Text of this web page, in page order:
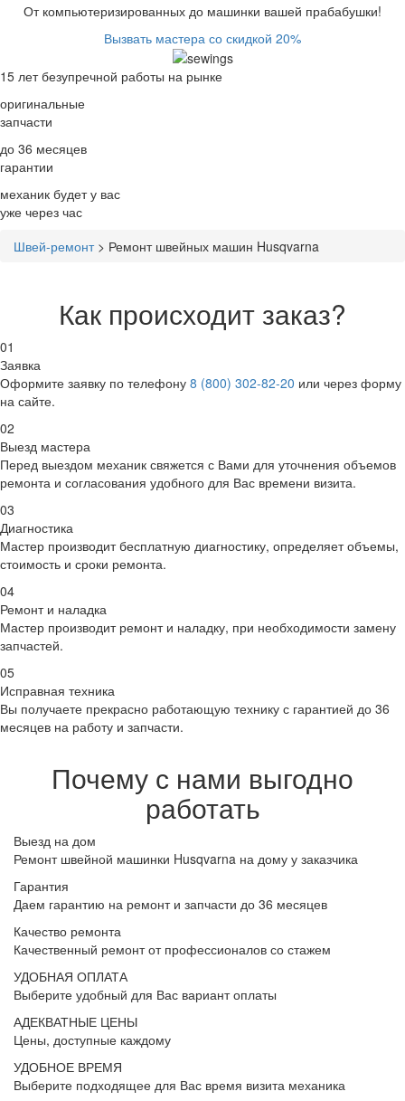
От компьютеризированных до машинки вашей прабабушки!
Вызвать мастера со скидкой 20%
15 летбезупречной работы на рынке
оригинальные
запчасти
до 36 месяцев
гарантии
механик будет у вас
уже через час
Швей-ремонт> Ремонт швейных машин Husqvarna
Как происходит заказ?
01
Заявка
Оформите заявку по телефону 8 (800) 302-82-20 или через форму
на сайте.
02
Выезд мастера
Перед выездом механик свяжется с Вами для уточнения объемов
ремонта и согласования удобного для Вас времени визита.
03
Диагностика
Мастер производит бесплатную диагностику, определяет объемы,
стоимость и сроки ремонта.
04
Ремонт и наладка
Мастер производит ремонт и наладку, при необходимости замену
запчастей.
05
Исправная техника
Вы получаете прекрасно работающую технику с гарантией до 36
месяцев на работу и запчасти.
Почему с нами выгодно
работать
Выезд на дом
Ремонт швейной машинки Husqvarna на дому у заказчика
Гарантия
Даем гарантию на ремонт и запчасти до 36 месяцев
Качество ремонта
Качественный ремонт от профессионалов со стажем
УДОБНАЯ ОПЛАТА
Выберите удобный для Вас вариант оплаты
АДЕКВАТНЫЕ ЦЕНЫ
Цены, доступные каждому
УДОБНОЕ ВРЕМЯ
Выберите подходящее для Вас время визита механика